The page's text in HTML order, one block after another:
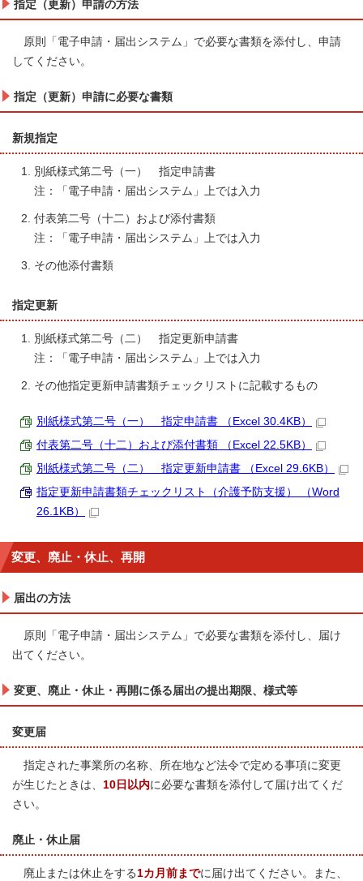
指定（更新）申請の方法
原則「電子申請・届出システム」で必要な書類を添付し、申請
してください。
指定（更新）申請に必要な書類
新規指定
別紙様式第二号（一） 指定申請書
注：「電子申請・届出システム」上では入力
付表第二号（十二）および添付書類
注：「電子申請・届出システム」上では入力
その他添付書類
指定更新
別紙様式第二号（二） 指定更新申請書
注：「電子申請・届出システム」上では入力
その他指定更新申請書類チェックリストに記載するもの
別紙様式第二号（一） 指定申請書 （Excel 30.4KB）
付表第二号（十二）および添付書類 （Excel 22.5KB）
別紙様式第二号（二） 指定更新申請書 （Excel 29.6KB）
指定更新申請書類チェックリスト（介護予防支援） （Word
26.1KB）
変更、廃止・休止、再開
届出の方法
原則「電子申請・届出システム」で必要な書類を添付し、届け
出てください。
変更、廃止・休止・再開に係る届出の提出期限、様式等
変更届
指定された事業所の名称、所在地など法令で定める事項に変更
が生じたときは、 10日以内に必要な書類を添付して届け出てくだ
さい。
廃止・休止届
廃止または休止をする1カ月前までに届け出てください。また、